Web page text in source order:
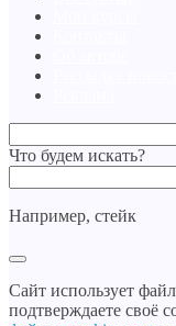
Что будем искать?
Например, стейк
Сайт использует
подтверждаете своё